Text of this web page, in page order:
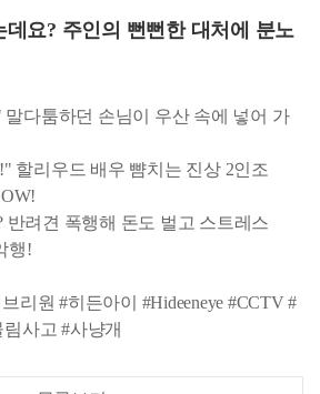
요? 주인의 뻔뻔한 대처에 분노
다툼하던 손님이 우산 속에 넣어 가
할리우드 배우 뺨치는 진상 2인조
려견 폭행해 돈도 벌고 스트레스
행!
리원 #히든아이 #Hideeneye #CCTV #
사고 #사냥개